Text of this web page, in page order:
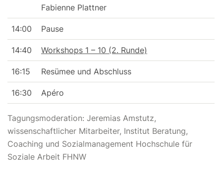
Fabienne Plattner
14:00 Pause
14:40 Workshops 1 – 10 (2. Runde)
16:15 Resümee und Abschluss
16:30 Apéro
Tagungsmoderation: Jeremias Amstutz,
wissenschaftlicher Mitarbeiter, Institut Beratung,
Coaching und Sozialmanagement Hochschule für
Soziale Arbeit FHNW